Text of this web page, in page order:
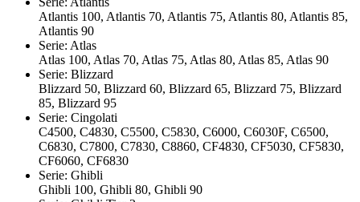
Atlantis 100, Atlantis 70, Atlantis 75, Atlantis 80, Atlantis 85,
Atlantis 90
Serie: Atlas
Atlas 100, Atlas 70, Atlas 75, Atlas 80, Atlas 85, Atlas 90
Serie: Blizzard
Blizzard 50, Blizzard 60, Blizzard 65, Blizzard 75, Blizzard
85, Blizzard 95
Serie: Cingolati
C4500, C4830, C5500, C5830, C6000, C6030F, C6500,
C6830, C7800, C7830, C8860, CF4830, CF5030, CF5830,
CF6060, CF6830
Serie: Ghibli
Ghibli 100, Ghibli 80, Ghibli 90